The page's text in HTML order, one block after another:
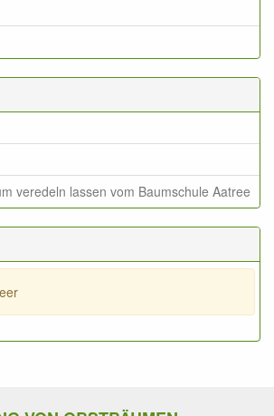
veredeln lassen vom Baumschule Aatree